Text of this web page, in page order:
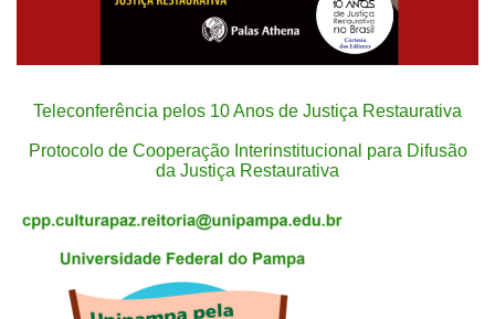
Teleconferência pelos 10 Anos de Justiça Restaurativa
Protocolo de Cooperação Interinstitucional para Difusão
da Justiça Restaurativa